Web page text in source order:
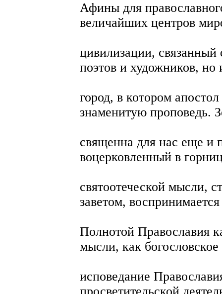
Афины для
величайших центров
цивилизации,
поэтов и художников, но
город, в котором
знаменитую проповедь.
священна для нас еще и
воцерковленный в
святоотеческой мысли,
заветом,
Полнотой Православия
мысли, как богословское
исповедание